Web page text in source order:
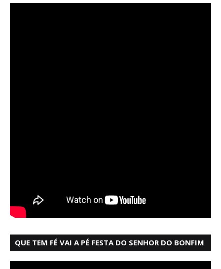
QUE TEM FÉ VAI A PÉ FESTA DO SENHOR DO BONFIM